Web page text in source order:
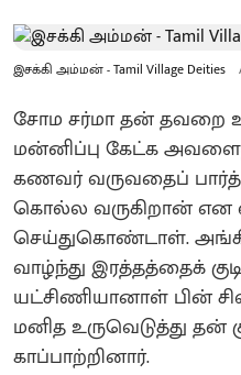
இசக்கி அம்மன் - Tamil Village Deities
சோம சர்மா தன் தவறை
மன்னிப்பு கேட்க
கணவர் வருவதைப்
கொல்ல வருகிறான்
செய்துகொண்டாள்.
வாழ்ந்து இரத்தத்தைக்
யட்சிணியானாள் பின்
மனித உருவெடுத்து
காப்பாற்றினார்.